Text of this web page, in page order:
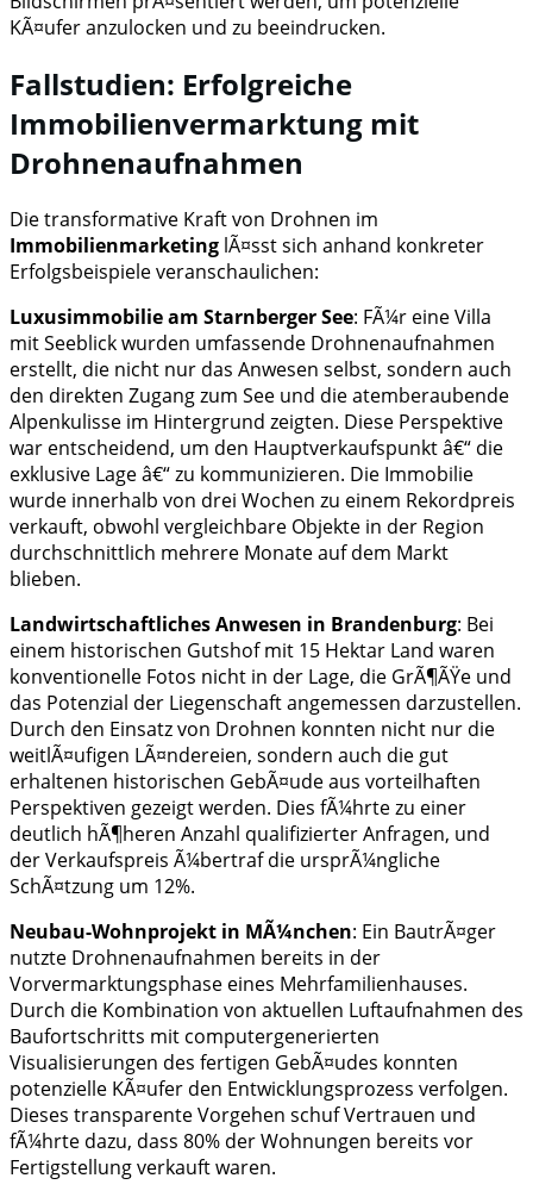
KÃ¤ufer anzulocken und zu beeindrucken.
Fallstudien: Erfolgreiche
Immobilienvermarktung mit
Drohnenaufnahmen
Die transformative Kraft von Drohnen im
Immobilienmarketing lÃ¤sst sich anhand konkreter
Erfolgsbeispiele veranschaulichen:
Luxusimmobilie am Starnberger See: FÃ¼r eine Villa
mit Seeblick wurden umfassende Drohnenaufnahmen
erstellt, die nicht nur das Anwesen selbst, sondern auch
den direkten Zugang zum See und die atemberaubende
Alpenkulisse im Hintergrund zeigten. Diese Perspektive
war entscheidend, um den Hauptverkaufspunkt â€“ die
exklusive Lage â€“ zu kommunizieren. Die Immobilie
wurde innerhalb von drei Wochen zu einem Rekordpreis
verkauft, obwohl vergleichbare Objekte in der Region
durchschnittlich mehrere Monate auf dem Markt
blieben.
Landwirtschaftliches Anwesen in Brandenburg: Bei
einem historischen Gutshof mit 15 Hektar Land waren
konventionelle Fotos nicht in der Lage, die GrÃ¶ÃŸe und
das Potenzial der Liegenschaft angemessen darzustellen.
Durch den Einsatz von Drohnen konnten nicht nur die
weitlÃ¤ufigen LÃ¤ndereien, sondern auch die gut
erhaltenen historischen GebÃ¤ude aus vorteilhaften
Perspektiven gezeigt werden. Dies fÃ¼hrte zu einer
deutlich hÃ¶heren Anzahl qualifizierter Anfragen, und
der Verkaufspreis Ã¼bertraf die ursprÃ¼ngliche
SchÃ¤tzung um 12%.
Neubau-Wohnprojekt in MÃ¼nchen: Ein BautrÃ¤ger
nutzte Drohnenaufnahmen bereits in der
Vorvermarktungsphase eines Mehrfamilienhauses.
Durch die Kombination von aktuellen Luftaufnahmen des
Baufortschritts mit computergenerierten
Visualisierungen des fertigen GebÃ¤udes konnten
potenzielle KÃ¤ufer den Entwicklungsprozess verfolgen.
Dieses transparente Vorgehen schuf Vertrauen und
fÃ¼hrte dazu, dass 80% der Wohnungen bereits vor
Fertigstellung verkauft waren.